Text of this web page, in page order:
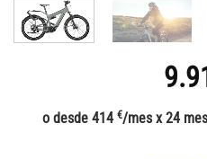
o desde 414 €/mes x 24